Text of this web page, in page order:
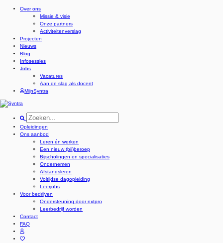
Over ons
Missie & visie
Onze partners
Activiteitenverslag
Projecten
Nieuws
Blog
Infosessies
Jobs
Vacatures
Aan de slag als docent
MijnSyntra
Opleidingen
Ons aanbod
Leren én werken
Een nieuw (bij)beroep
Bijscholingen en specialisaties
Ondernemen
Afstandsleren
Voltijdse dagopleiding
Leerjobs
Voor bedrijven
Ondersteuning door nxtpro
Leerbedrijf worden
Contact
FAQ